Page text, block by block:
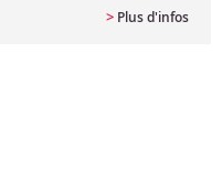
> Plus d'infos